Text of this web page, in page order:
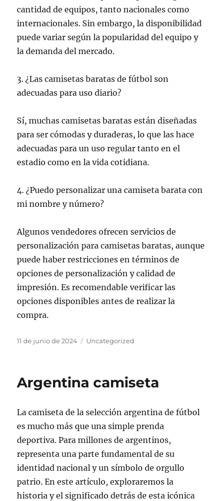
cantidad de equipos, tanto nacionales como
internacionales. Sin embargo, la disponibilidad
puede variar según la popularidad del equipo y
la demanda del mercado.
3. ¿Las camisetas baratas de fútbol son
adecuadas para uso diario?
Sí, muchas camisetas baratas están diseñadas
para ser cómodas y duraderas, lo que las hace
adecuadas para un uso regular tanto en el
estadio como en la vida cotidiana.
4. ¿Puedo personalizar una camiseta barata con
mi nombre y número?
Algunos vendedores ofrecen servicios de
personalización para camisetas baratas, aunque
puede haber restricciones en términos de
opciones de personalización y calidad de
impresión. Es recomendable verificar las
opciones disponibles antes de realizar la
compra.
Publicado
11 de junio de 2024 Categorías
Uncategorized
Argentina camiseta
La camiseta de la selección argentina de fútbol
es mucho más que una simple prenda
deportiva. Para millones de argentinos,
representa una parte fundamental de su
identidad nacional y un símbolo de orgullo
patrio. En este artículo, exploraremos la
historia y el significado detrás de esta icónica